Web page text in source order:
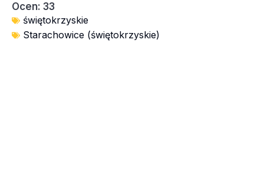
Ocen: 33
świętokrzyskie
Starachowice (świętokrzyskie)